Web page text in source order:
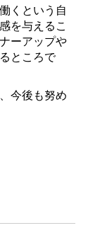
くという自
を与えるこ
ーアップや
ところで
今後も努め